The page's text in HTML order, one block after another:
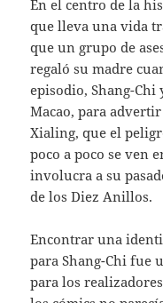
En el centro de la
que lleva una vida
que un grupo de
regaló su madre
episodio, Shang-
Macao, para
Xialing, que el
poco a poco se ven
involucra a su
de los Diez Anillos.
Encontrar una
para Shang-Chi fue
para los